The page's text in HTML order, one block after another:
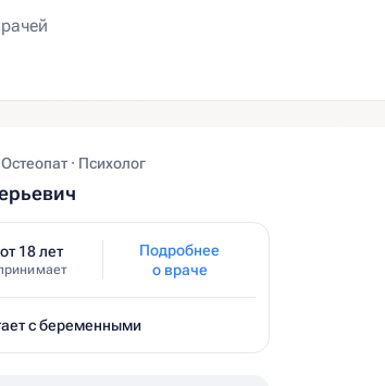
· Психолог
от 18 лет
Подробнее
о враче
с беременными